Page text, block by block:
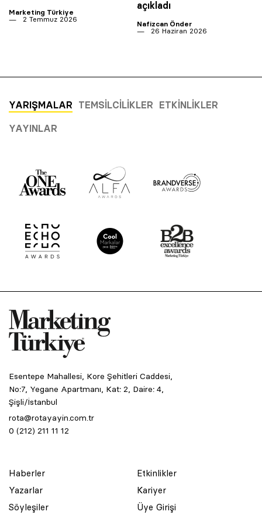
Marketing Türkiye
2 Temmuz 2026
açıkladı
Nafizcan Önder
26 Haziran 2026
YARIŞMALAR TEMSILCILIKLER ETKINLIKLER
YAYINLAR
Esentepe Mahallesi, Kore Şehitleri Caddesi,
No:7, Yegane Apartmanı, Kat: 2, Daire: 4,
Şişli/İstanbul
rota@rotayayin.com.tr
0 (212) 211 11 12
Haberler
Yazarlar
Söyleşiler
Etkinlikler
Kariyer
Üye Girişi